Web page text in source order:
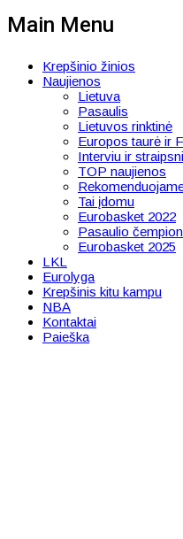
Main Menu
Krepšinio žinios
Naujienos
Lietuva
Pasaulis
Lietuvos rinktinė
Europos taurė ir
Interviu ir
TOP naujienos
Tai įdomu
Eurobasket 2022
Pasaulio
Eurobasket 2025
LKL
Eurolyga
Krepšinis kitu kampu
NBA
Kontaktai
Paieška